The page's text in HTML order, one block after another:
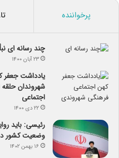
پرخواننده
چند رسانه ای
۲۳ آبان ۱۴۰۰
یادداشت جعفر
شهروندان
اجتماعی
۲۲ دی ۱۴۰۰
رئیسی: باید
وضعیت کشور
۱۶ بهمن ۱۴۰۲